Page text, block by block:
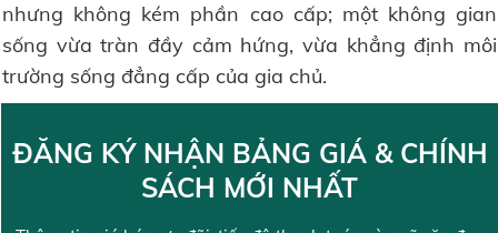
nhưng không kém phần cao cấp; một không gian
sống vừa tràn đầy cảm hứng, vừa khẳng định môi
trường sống đẳng cấp của gia chủ.
ĐĂNG KÝ NHẬN BẢNG GIÁ & CHÍNH
SÁCH MỚI NHẤT